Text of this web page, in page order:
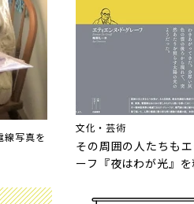
線写真を
文化・芸術
その周囲の人たちも――
ーフ『夜はわが光』